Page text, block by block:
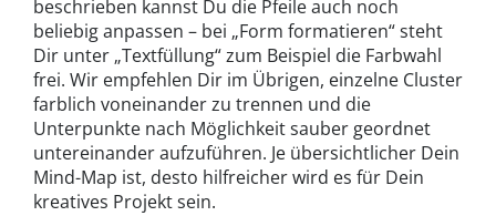
beschrieben kannst Du die Pfeile auch noch
beliebig anpassen – bei „Form formatieren“ steht
Dir unter „Textfüllung“ zum Beispiel die Farbwahl
frei. Wir empfehlen Dir im Übrigen, einzelne Cluster
farblich voneinander zu trennen und die
Unterpunkte nach Möglichkeit sauber geordnet
untereinander aufzuführen. Je übersichtlicher Dein
Mind-Map ist, desto hilfreicher wird es für Dein
kreatives Projekt sein.